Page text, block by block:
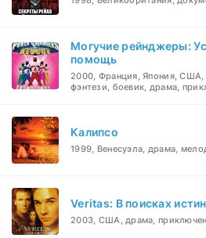
Могучие рейнджеры:
помощь
2000, Франция, Япония, США,
фэнтези, боевик, драма,
Калипсо
1999, Венесуэла, драма,
Veritas: В поисках
2003, США, драма,